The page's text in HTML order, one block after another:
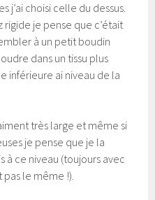
j’ai choisi celle du dessus.
rigide je pense que c’était
à un petit boudin
dans un tissu plus
inférieure ai niveau de la
très large et même si
je pense que je la
à ce niveau (toujours avec
pas le même !).